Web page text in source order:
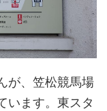
が、笠松競馬場
います。東スタ